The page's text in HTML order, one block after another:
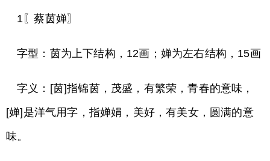
1〖蔡茵婵〗
字型：茵为上下结构，12画；婵为左右结构，15画
字义：[茵]指锦茵，茂盛，有繁荣，青春的意味，
[婵]是洋气用字，指婵娟，美好，有美女，圆满的意
味。